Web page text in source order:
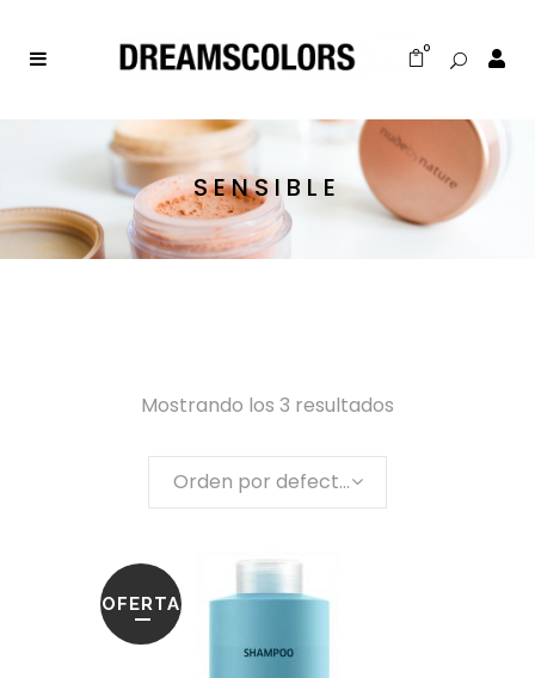
0
SENSIBLE
Mostrando los 3 resultados
Orden por defecto
OFERTA